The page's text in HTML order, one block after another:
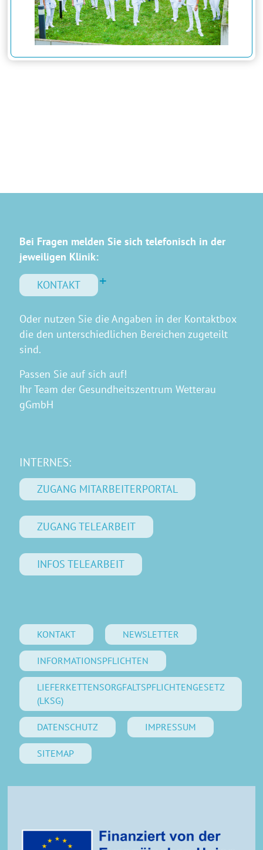
Bei Fragen melden Sie sich telefonisch in der
jeweiligen Klinik:
KONTAKT
Oder nutzen Sie die Angaben in der Kontaktbox
die den unterschiedlichen Bereichen zugeteilt
sind.
Passen Sie auf sich auf!
Ihr Team der Gesundheitszentrum Wetterau
gGmbH
INTERNES:
ZUGANG MITARBEITERPORTAL
ZUGANG TELEARBEIT
INFOS TELEARBEIT
KONTAKT NEWSLETTER
INFORMATIONSPFLICHTEN
LIEFERKETTENSORGFALTSPFLICHTENGESETZ
(LKSG)
DATENSCHUTZ IMPRESSUM
SITEMAP